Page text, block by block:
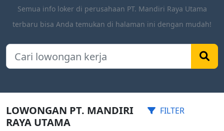
Semua info loker di perusahaan PT. Mandiri Raya Utama
terbaru bisa Anda temukan di halaman ini dengan mudah!
LOWONGAN PT. MANDIRI
RAYA UTAMA
FILTER